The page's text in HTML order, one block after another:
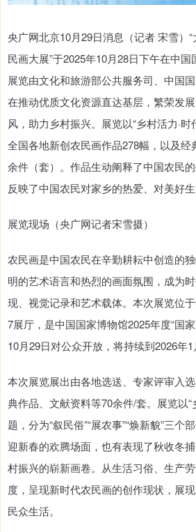
央广网北京10月29日消息（记者 宋雪
民画大展”于2025年10月28日下午在中
展览由文化和旅游部公共服务司、中国
在推动优质文化资源直达基层，繁荣发
风，助力乡村振兴。展览以“乡村活力·
全国各地新创农民画作品278幅，以及经
余件（套）。作品生动阐释了中国农民
反映了中国农民对家乡的热爱、对美好生
展览现场（央广网记者宋雪摄）
农民画是中国农民在辛勤耕耘中创造的
明的艺术语言和热烈的画面氛围，成为
现、视觉记录和艺术载体。本次展览位
7展厅，是中国国家博物馆2025年度“国
10月29日对公众开放，将持续到2026年1
本次展览展出由各地选送、专家评审入
典作品、文献资料等70余件/套。展览以“
题，分为“叙民俗”“展农事”“焕新貌”三个
迎新春的欢腾场面，也有表现了秋收冬
村振兴的崭新画卷。从生活习俗、生产
度，呈现新时代农民画的创作现状，展
民众生活。